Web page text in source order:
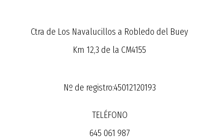
Ctra de Los Navalucillos a Robledo del Buey
Km 12,3 de la CM4155
Nº de registro:45012120193
TELÉFONO
645 061 987